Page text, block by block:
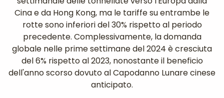
Cina e da Hong Kong, ma le tariffe su entrambe le
rotte sono inferiori del 30% rispetto al periodo
precedente. Complessivamente, la domanda
globale nelle prime settimane del 2024 è cresciuta
del 6% rispetto al 2023, nonostante il beneficio
dell'anno scorso dovuto al Capodanno Lunare cinese
anticipato.